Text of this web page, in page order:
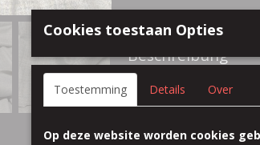
Beschreibung
55% viskose 42%
farbe beige grau karo
waschbar 30 grad
Cookies toestaan Opties
Toestemming Details Over
Op deze website worden cookies